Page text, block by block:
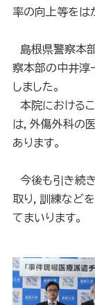
率の向上等をは
島根県警察本
察本部の中井淳
しました。
本院における
は，外傷外科の
あります。
今後も引き続
取り，訓練など
てまいります。